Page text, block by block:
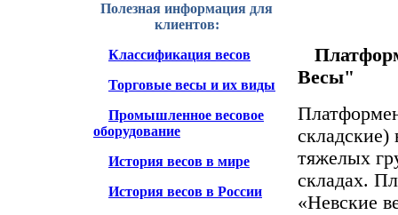
Полезная информация для
клиентов:
Классификация весов
Торговые весы и их виды
Промышленное весовое
оборудование
История весов в мире
История весов в России
Весы"
складские)
тяжелых
складах.
«Невские